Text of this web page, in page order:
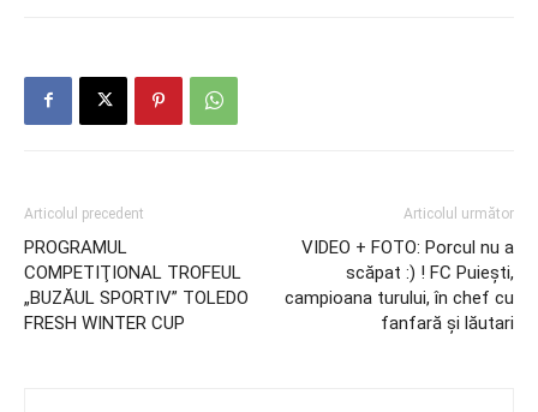
Articolul precedent
PROGRAMUL
COMPETIŢIONAL TROFEUL
„BUZĂUL SPORTIV” TOLEDO
FRESH WINTER CUP
Articolul următor
VIDEO + FOTO: Porcul nu a
scăpat :) ! FC Puieşti,
campioana turului, în chef cu
fanfară şi lăutari